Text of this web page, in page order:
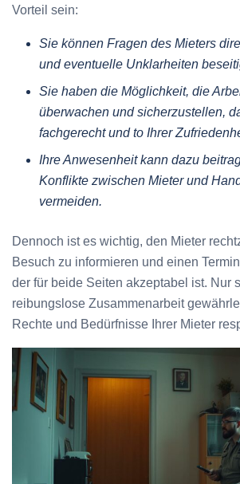
Vorteil sein:
Sie können Fragen des Mieters
und eventuelle Unklarheiten
Sie haben die Möglichkeit, die
überwachen und sicherzustellen,
fachgerecht und to Ihrer
Ihre Anwesenheit kann dazu
Konflikte zwischen Mieter und
vermeiden.
Dennoch ist es wichtig, den Mieter
Besuch zu informieren und einen
der für beide Seiten akzeptabel ist. Nur
reibungslose Zusammenarbeit
Rechte und Bedürfnisse Ihrer Mieter